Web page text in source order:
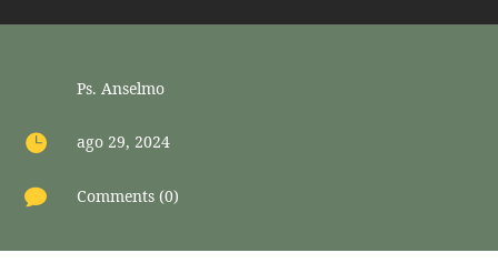
Ps. Anselmo
 ago 29, 2024
 Comments (0)